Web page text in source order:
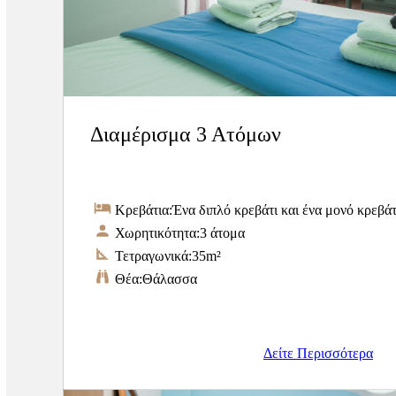
Διαμέρισμα 3 Ατόμων
Κρεβάτια:Ένα διπλό κρεβάτι και ένα μονό
Χωρητικότητα:3 άτομα
Τετραγωνικά:35m²
Θέα:Θάλασσα
Δείτε Περισσότερα